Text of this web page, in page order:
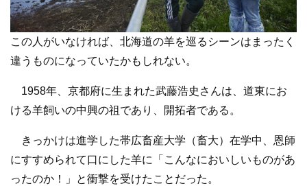
この人がいなければ、北海道の羊を巡るシーンはまったく
違うものになっていたかもしれない。
1958年、京都府に生まれた武藤浩史さんは、道東にお
ける羊飼いの中興の祖であり、開拓者である。
きっかけは進学した帯広畜産大学（畜大）在学中、恩師
にすすめられて口にした羊に「こんなにおいしいものがあ
ったのか！」と衝撃を受けたことだった。